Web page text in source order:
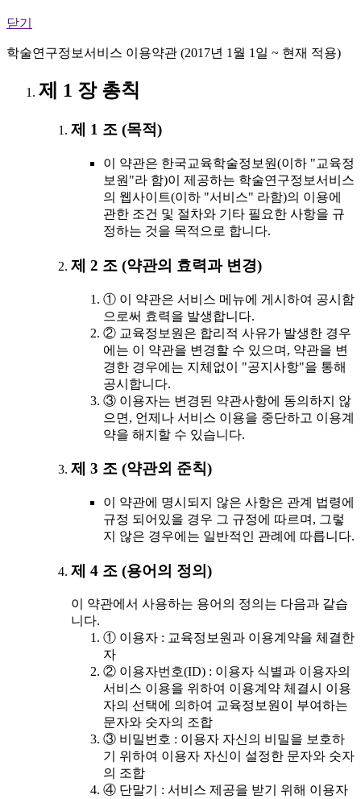
닫기
학술연구정보서비스 이용약관 (2017년 1월 1일 ~ 현재 적용)
제 1 장 총칙
제 1 조 (목적)
이 약관은 한국교육학술정보원(이하 "교육정
보원"라 함)이 제공하는 학술연구정보서비스
의 웹사이트(이하 "서비스" 라함)의 이용에
관한 조건 및 절차와 기타 필요한 사항을 규
정하는 것을 목적으로 합니다.
제 2 조 (약관의 효력과 변경)
① 이 약관은 서비스 메뉴에 게시하여 공시함
으로써 효력을 발생합니다.
② 교육정보원은 합리적 사유가 발생한 경우
에는 이 약관을 변경할 수 있으며, 약관을 변
경한 경우에는 지체없이 "공지사항"을 통해
공시합니다.
③ 이용자는 변경된 약관사항에 동의하지 않
으면, 언제나 서비스 이용을 중단하고 이용계
약을 해지할 수 있습니다.
제 3 조 (약관외 준칙)
이 약관에 명시되지 않은 사항은 관계 법령에
규정 되어있을 경우 그 규정에 따르며, 그렇
지 않은 경우에는 일반적인 관례에 따릅니다.
제 4 조 (용어의 정의)
이 약관에서 사용하는 용어의 정의는 다음과 같습
니다.
① 이용자 : 교육정보원과 이용계약을 체결한
자
② 이용자번호(ID) : 이용자 식별과 이용자의
서비스 이용을 위하여 이용계약 체결시 이용
자의 선택에 의하여 교육정보원이 부여하는
문자와 숫자의 조합
③ 비밀번호 : 이용자 자신의 비밀을 보호하
기 위하여 이용자 자신이 설정한 문자와 숫자
의 조합
④ 단말기 : 서비스 제공을 받기 위해 이용자